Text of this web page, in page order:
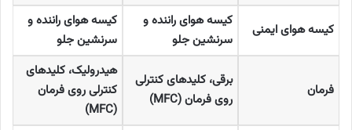
کیسه هوای ایمنی
کیسه هوای راننده و
سرنشین جلو
کیسه هوای راننده و
سرنشین جلو
فرمان
برقی، کلیدهای کنترلی
روی فرمان(MFC)
هیدرولیک، کلیدهای
کنترلی روی فرمان
(MFC)